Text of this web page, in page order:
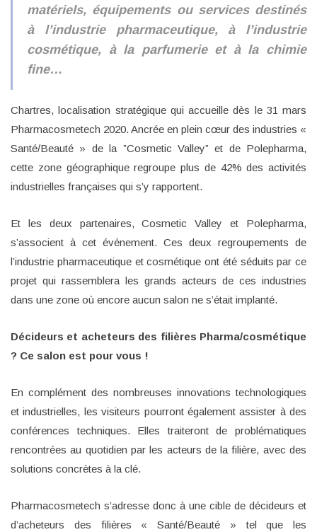
matériels, équipements ou services destinés
à l’industrie pharmaceutique, à l’industrie
cosmétique, à la parfumerie et à la chimie
fine…
Chartres, localisation stratégique qui accueille dès le 31 mars
Pharmacosmetech 2020. Ancrée en plein cœur des industries «
Santé/Beauté » de la ”Cosmetic Valley” et de Polepharma,
cette zone géographique regroupe plus de 42% des activités
industrielles françaises qui s’y rapportent.
Et les deux partenaires, Cosmetic Valley et Polepharma,
s’associent à cet événement. Ces deux regroupements de
l’industrie pharmaceutique et cosmétique ont été séduits par ce
projet qui rassemblera les grands acteurs de ces industries
dans une zone où encore aucun salon ne s’était implanté.
Décideurs et acheteurs des filières Pharma/cosmétique
? Ce salon est pour vous !
En complément des nombreuses innovations technologiques
et industrielles, les visiteurs pourront également assister à des
conférences techniques. Elles traiteront de problématiques
rencontrées au quotidien par les acteurs de la filière, avec des
solutions concrètes à la clé.
Pharmacosmetech s’adresse donc à une cible de décideurs et
d’acheteurs des filières « Santé/Beauté » tel que les